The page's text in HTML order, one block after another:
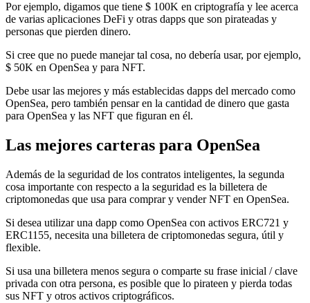
Por ejemplo, digamos que tiene $ 100K en criptografía y lee acerca
de varias aplicaciones DeFi y otras dapps que son pirateadas y
personas que pierden dinero.
Si cree que no puede manejar tal cosa, no debería usar, por ejemplo,
$ 50K en OpenSea y para NFT.
Debe usar las mejores y más establecidas dapps del mercado como
OpenSea, pero también pensar en la cantidad de dinero que gasta
para OpenSea y las NFT que figuran en él.
Las mejores carteras para OpenSea
Además de la seguridad de los contratos inteligentes, la segunda
cosa importante con respecto a la seguridad es la billetera de
criptomonedas que usa para comprar y vender NFT en OpenSea.
Si desea utilizar una dapp como OpenSea con activos ERC721 y
ERC1155, necesita una billetera de criptomonedas segura, útil y
flexible.
Si usa una billetera menos segura o comparte su frase inicial / clave
privada con otra persona, es posible que lo pirateen y pierda todas
sus NFT y otros activos criptográficos.